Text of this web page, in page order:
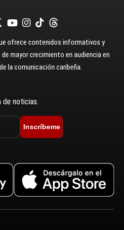
ofrece contenidos informativos y
mayor crecimiento en audiencia en
la comunicación caribeña.
noticias.
Inscríbeme